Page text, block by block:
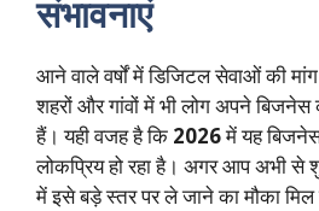
संभावनाएं
आने वाले वर्षों में डिजिटल सेवाओं की
शहरों और गांवों में भी लोग अपने
हैं। यही वजह है कि 2026में यह
लोकप्रिय हो रहा है। अगर आप अभी से
में इसे बड़े स्तर पर ले जाने का मौका